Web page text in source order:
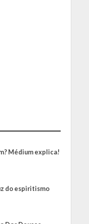
Médium explica!
do espiritismo